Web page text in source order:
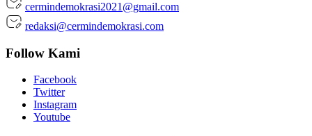
cermindemokrasi2021@gmail.com
redaksi@cermindemokrasi.com
Follow Kami
Facebook
Twitter
Instagram
Youtube